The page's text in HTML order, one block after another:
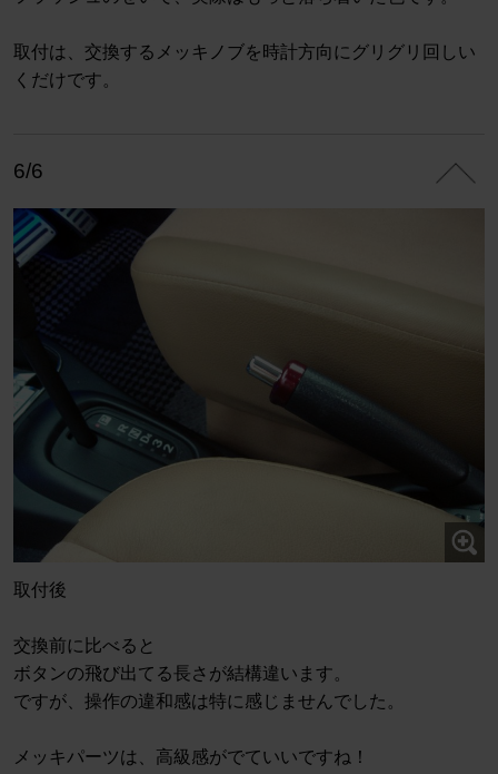
取付は、交換するメッキノブを時計方向にグリグリ回しい
くだけです。
6/6
取付後
交換前に比べると
ボタンの飛び出てる長さが結構違います。
ですが、操作の違和感は特に感じませんでした。
メッキパーツは、高級感がでていいですね！